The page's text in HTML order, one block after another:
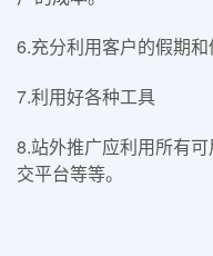
6.充分利用客户的假期和
7.利用好各种工具
8.站外推广应利用所有
交平台等等。